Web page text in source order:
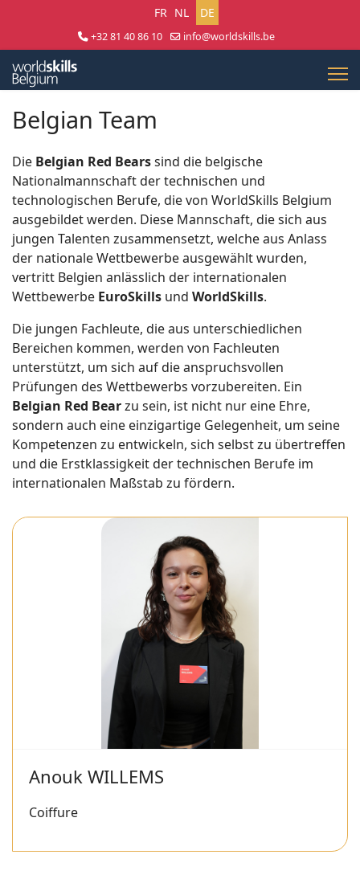
Sprache auswählen
FR NL DE
+32 81 40 86 10
info@worldskills.be
Belgian Team
Die Belgian Red Bearssind die belgische
Nationalmannschaft der technischen und
technologischen Berufe, die von WorldSkills Belgium
ausgebildet werden. Diese Mannschaft, die sich aus
jungen Talenten zusammensetzt, welche aus Anlass
der nationale Wettbewerbe ausgewählt wurden,
vertritt Belgien anlässlich der internationalen
Wettbewerbe EuroSkills und WorldSkills.
Die jungen Fachleute, die aus unterschiedlichen
Bereichen kommen, werden von Fachleuten
unterstützt, um sich auf die anspruchsvollen
Prüfungen des Wettbewerbs vorzubereiten. Ein
Belgian Red Bearzu sein, ist nicht nur eine Ehre,
sondern auch eine einzigartige Gelegenheit, um seine
Kompetenzen zu entwickeln, sich selbst zu übertreffen
und die Erstklassigkeit der technischen Berufe im
internationalen Maßstab zu fördern.
Anouk WILLEMS
Coiffure